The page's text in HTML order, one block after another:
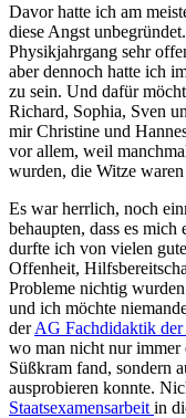
Davor hatte ich am
diese Angst
Physikjahrgang sehr
aber dennoch hatte ich
zu sein. Und dafür
Richard, Sophia, Sven
mir Christine und
vor allem, weil
wurden, die Witze
Es war herrlich, noch
behaupten, dass es
durfte ich von vielen
Offenheit,
Probleme nichtig
und ich möchte
derAG Fachdidaktik
wo man nicht nur immer
Süßkram fand, sondern
ausprobieren konnte.
Staatsexamensarbeit in